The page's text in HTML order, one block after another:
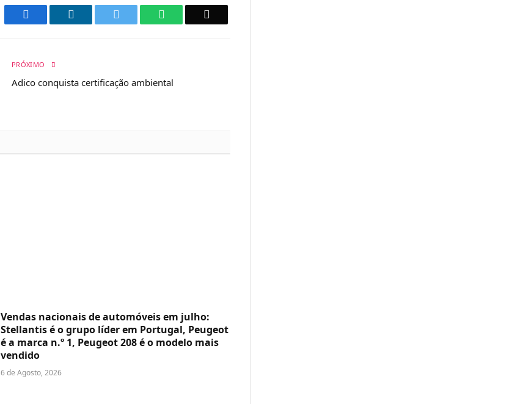
Facebook LinkedIn WhatsApp
PRÓXIMO
Adico conquista certificação ambiental
Vendas nacionais de automóveis em julho:
Stellantis é o grupo líder em Portugal, Peugeot
é a marca n.º 1, Peugeot 208 é o modelo mais
vendido
6 de Agosto, 2026